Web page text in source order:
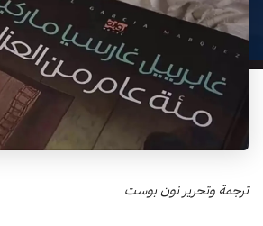
ترجمة وتحرير نون بوست